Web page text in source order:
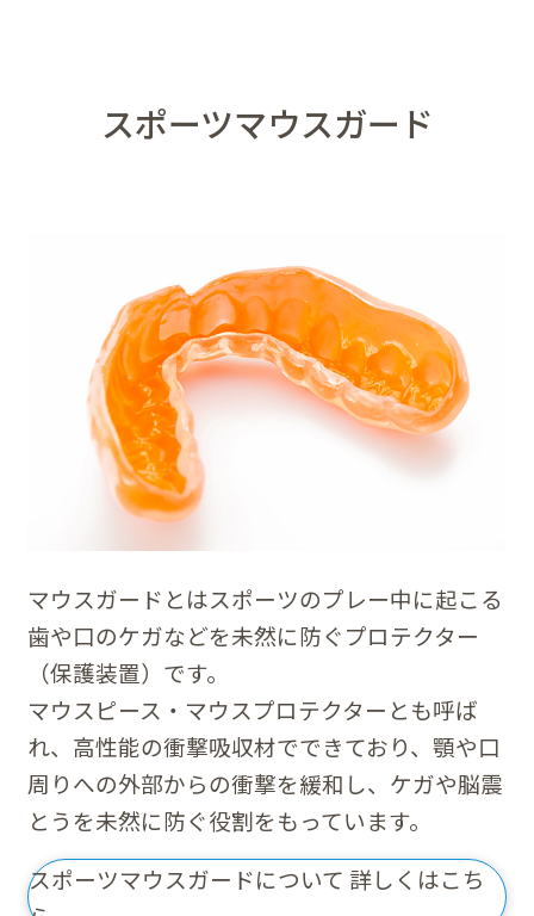
スポーツマウスガード
マウスガードとはスポーツのプレー中に起こる
歯や口のケガなどを未然に防ぐプロテクター
（保護装置）です。
マウスピース・マウスプロテクターとも呼ば
れ、高性能の衝撃吸収材でできており、顎や口
周りへの外部からの衝撃を緩和し、ケガや脳震
とうを未然に防ぐ役割をもっています。
スポーツマウスガードについて 詳しくはこち